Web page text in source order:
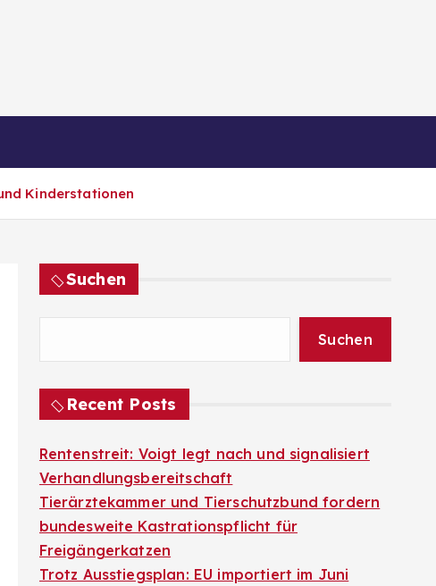
Kinderstationen
Suchen
Suchen
Recent Posts
Rentenstreit: Voigt legt nach und signalisiert
Verhandlungsbereitschaft
Tierärztekammer und Tierschutzbund fordern
bundesweite Kastrationspflicht für
Freigängerkatzen
Trotz Ausstiegsplan: EU importiert im Juni